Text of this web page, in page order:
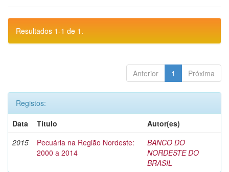
Resultados 1-1 de 1.
Anterior 1 Próxima
Registos:
Data
Título
Autor(es)
2015
Pecuária na Região Nordeste:
2000 a 2014
BANCO DO
NORDESTE DO
BRASIL